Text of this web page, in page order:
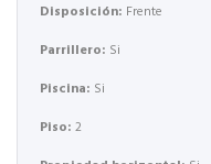
Disposición: Frente
Parrillero: Si
Piscina: Si
Piso: 2